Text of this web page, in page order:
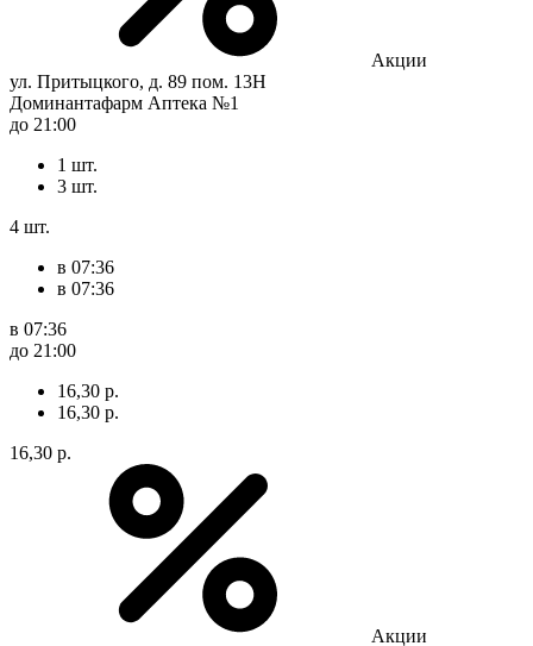
Акции
ул. Притыцкого, д. 89 пом. 13Н
Доминантафарм Аптека №1
до 21:00
1 шт.
3 шт.
4 шт.
в 07:36
в 07:36
в 07:36
до 21:00
16,30 р.
16,30 р.
16,30 р.
Акции